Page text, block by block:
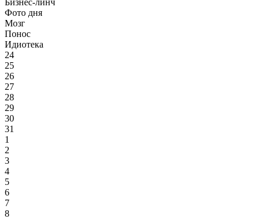
Бизнес-линч
Фото дня
Мозг
Понос
Идиотека
24
25
26
27
28
29
30
31
1
2
3
4
5
6
7
8